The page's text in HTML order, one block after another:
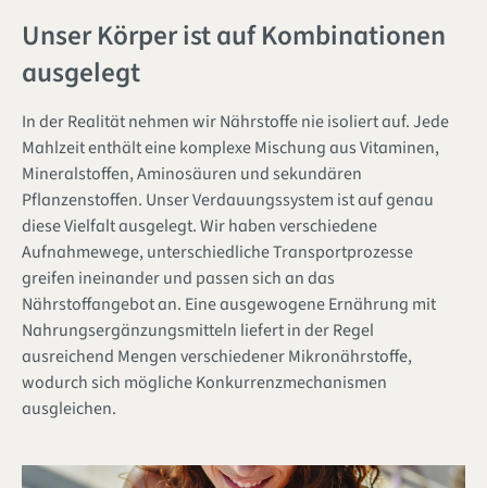
Unser Körper ist auf Kombinationen
ausgelegt
In der Realität nehmen wir Nährstoffe nie isoliert auf. Jede
Mahlzeit enthält eine komplexe Mischung aus Vitaminen,
Mineralstoffen, Aminosäuren und sekundären
Pflanzenstoffen. Unser Verdauungssystem ist auf genau
diese Vielfalt ausgelegt. Wir haben verschiedene
Aufnahmewege, unterschiedliche Transportprozesse
greifen ineinander und passen sich an das
Nährstoffangebot an. Eine ausgewogene Ernährung mit
Nahrungsergänzungsmitteln liefert in der Regel
ausreichend Mengen verschiedener Mikronährstoffe,
wodurch sich mögliche Konkurrenzmechanismen
ausgleichen.